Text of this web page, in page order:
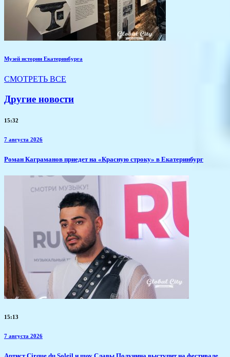
Музей истории Екатеринбурга
СМОТРЕТЬ ВСЕ
Другие новости
15:32
7 августа 2026
​Роман Каграманов приедет на «Красную строку» в Екатеринбург
15:13
7 августа 2026
Артист Cirque du Soleil и шоу Славы Полунина выступит на фестивале